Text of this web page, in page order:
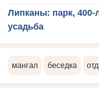
Липканы: парк, 400-
усадьба
мангал беседка